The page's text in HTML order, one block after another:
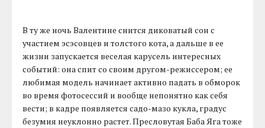
В ту же ночь Валентине снится диковатый сон с
участием эсэсовцев и толстого кота, а дальше в ее
жизни запускается веселая карусель интересных
событий: она спит со своим другом-режиссером; ее
любимая модель начинает активно падать в обморок
во время фотосессий и вообще непонятно как себя
вести; в кадре появляется садо-мазо кукла, градус
безумия неуклонно растет. Пресловутая Баба Яга тоже